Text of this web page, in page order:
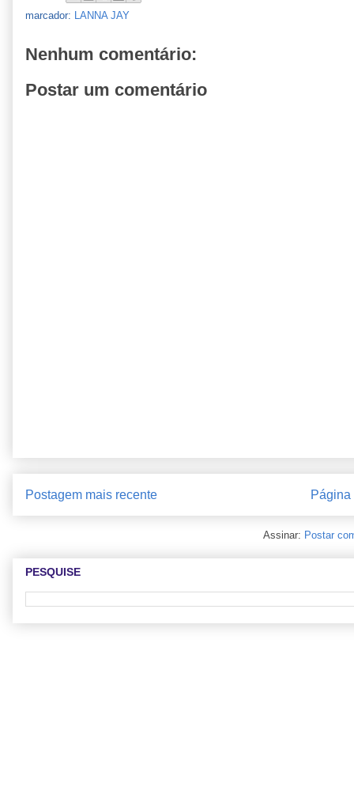
marcador: LANNA JAY
Nenhum comentário:
Postar um comentário
Postagem mais recente
Assinar: Postar
PESQUISE